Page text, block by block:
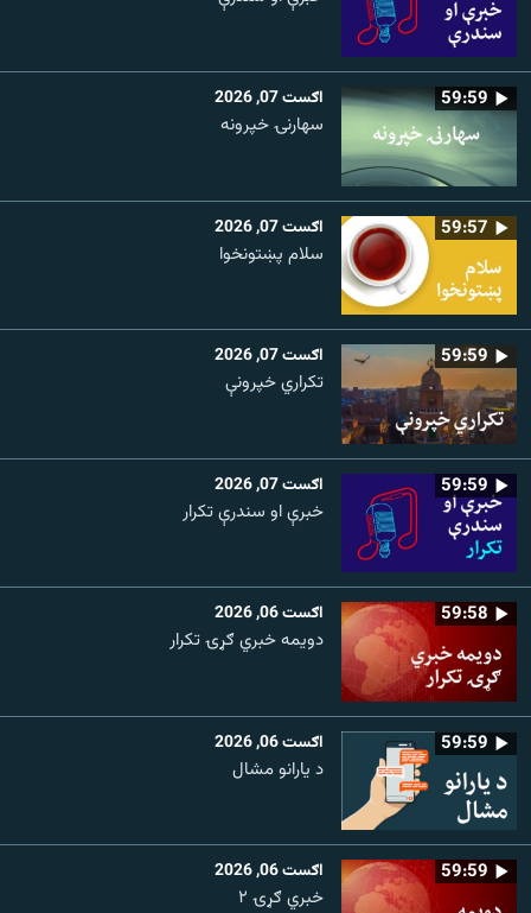
59:59 اګست 07, 2026
سهارنۍ خپرونه
59:57 اګست 07, 2026
سلام پښتونخوا
59:59 اګست 07, 2026
تکراري خپرونې
59:59 اګست 07, 2026
خبرې او سندرې تکرار
59:58 اګست 06, 2026
دویمه خبري ګړۍ تکرار
59:59 اګست 06, 2026
د یارانو مشال
59:59 اګست 06, 2026
خبري ګړۍ ۲